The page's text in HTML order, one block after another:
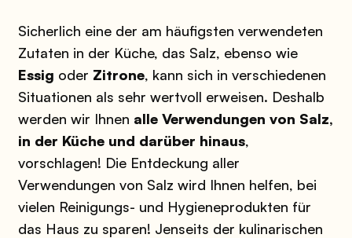
Sicherlich eine der am häufigsten verwendeten
Zutaten in der Küche, das Salz, ebenso wie
Essig oder Zitrone, kann sich in verschiedenen
Situationen als sehr wertvoll erweisen. Deshalb
werden wir Ihnen alle Verwendungen von Salz,
in der Küche und darüber hinaus,
vorschlagen! Die Entdeckung aller
Verwendungen von Salz wird Ihnen helfen, bei
vielen Reinigungs- und Hygieneprodukten für
das Haus zu sparen! Jenseits der kulinarischen